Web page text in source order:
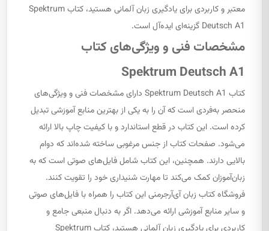
معتبر و کاربردی برای یادگیری زبان آلمانی هستید، کتاب Spektrum
Deutsch A1 گزینه‌ای ایده‌آل است.
مشخصات فنی و ویژگی‌های کتاب
Spektrum Deutsch A1
کتاب Spektrum Deutsch A1 دارای مشخصات فنی و ویژگی‌های
منحصر به‌فردی است که آن را به یکی از بهترین منابع آموزشی تبدیل
کرده است. این کتاب در قطع استاندارد و با کیفیت چاپ بالا ارائه
می‌شود. صفحات کتاب از جنس مرغوبی ساخته شده‌اند که دوام
بالایی دارند. همچنین، این کتاب شامل فایل‌های صوتی است که به
زبان‌آموزان کمک می‌کند تا مهارت شنیداری خود را تقویت کنند.
فروشگاه کتاب زبان آی‌آرجرمنی این کتاب را همراه با فایل‌های صوتی
و سایر منابع آموزشی ارائه می‌دهد. اگر به دنبال منبعی جامع و